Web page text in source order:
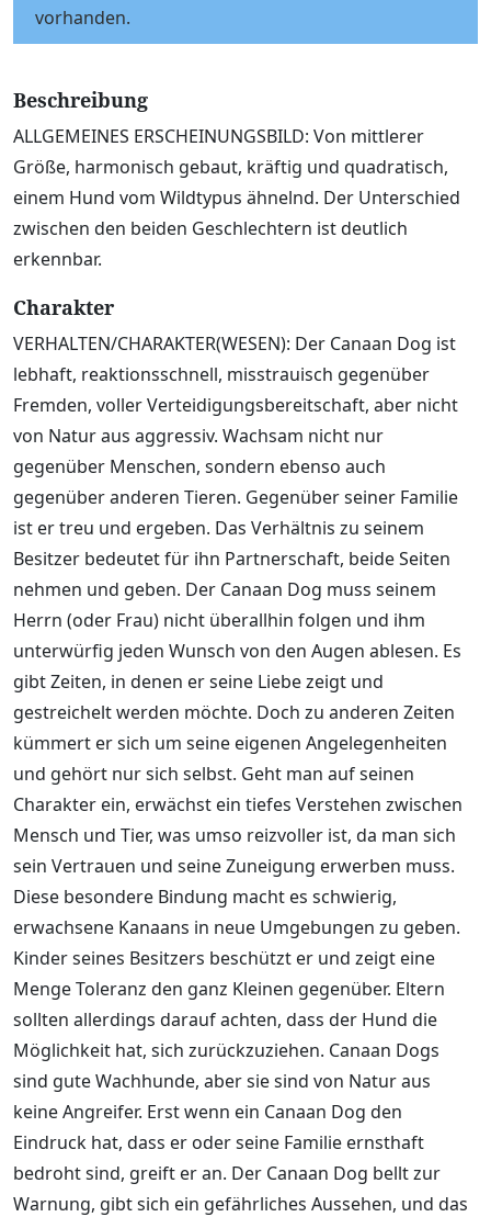
vorhanden.
Beschreibung
ALLGEMEINES ERSCHEINUNGSBILD: Von mittlerer
Größe, harmonisch gebaut, kräftig und quadratisch,
einem Hund vom Wildtypus ähnelnd. Der Unterschied
zwischen den beiden Geschlechtern ist deutlich
erkennbar.
Charakter
VERHALTEN/CHARAKTER(WESEN): Der Canaan Dog ist
lebhaft, reaktionsschnell, misstrauisch gegenüber
Fremden, voller Verteidigungsbereitschaft, aber nicht
von Natur aus aggressiv. Wachsam nicht nur
gegenüber Menschen, sondern ebenso auch
gegenüber anderen Tieren. Gegenüber seiner Familie
ist er treu und ergeben. Das Verhältnis zu seinem
Besitzer bedeutet für ihn Partnerschaft, beide Seiten
nehmen und geben. Der Canaan Dog muss seinem
Herrn (oder Frau) nicht überallhin folgen und ihm
unterwürfig jeden Wunsch von den Augen ablesen. Es
gibt Zeiten, in denen er seine Liebe zeigt und
gestreichelt werden möchte. Doch zu anderen Zeiten
kümmert er sich um seine eigenen Angelegenheiten
und gehört nur sich selbst. Geht man auf seinen
Charakter ein, erwächst ein tiefes Verstehen zwischen
Mensch und Tier, was umso reizvoller ist, da man sich
sein Vertrauen und seine Zuneigung erwerben muss.
Diese besondere Bindung macht es schwierig,
erwachsene Kanaans in neue Umgebungen zu geben.
Kinder seines Besitzers beschützt er und zeigt eine
Menge Toleranz den ganz Kleinen gegenüber. Eltern
sollten allerdings darauf achten, dass der Hund die
Möglichkeit hat, sich zurückzuziehen. Canaan Dogs
sind gute Wachhunde, aber sie sind von Natur aus
keine Angreifer. Erst wenn ein Canaan Dog den
Eindruck hat, dass er oder seine Familie ernsthaft
bedroht sind, greift er an. Der Canaan Dog bellt zur
Warnung, gibt sich ein gefährliches Aussehen, und das